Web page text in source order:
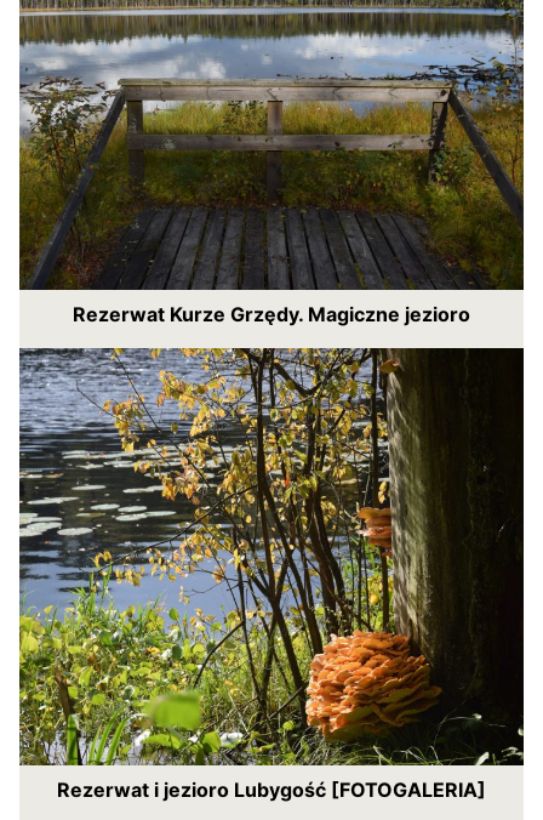
Rezerwat Kurze Grzędy. Magiczne jezioro
Rezerwat i jezioro Lubygość [FOTOGALERIA]